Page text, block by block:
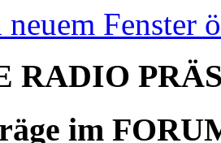
Fenster
RADIO
im